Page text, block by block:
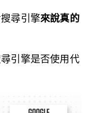
尋引擎來說真的
引擎是否使用代